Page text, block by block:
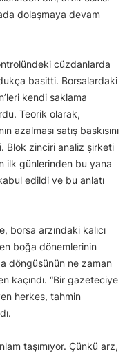
dolaşmaya devam
cüzdanlarda
basitti. Borsalardaki
kendi saklama
Teorik olarak,
azalması satış baskısını
Blok zinciri analiz şirketi
ilk günlerinden bu yana
edildi ve bu anlatı
borsa arzındaki kalıcı
boğa dönemlerinin
döngüsünün ne zaman
kaçındı. “Bir gazeteciye
herkes, tahmin
taşımıyor. Çünkü arz,